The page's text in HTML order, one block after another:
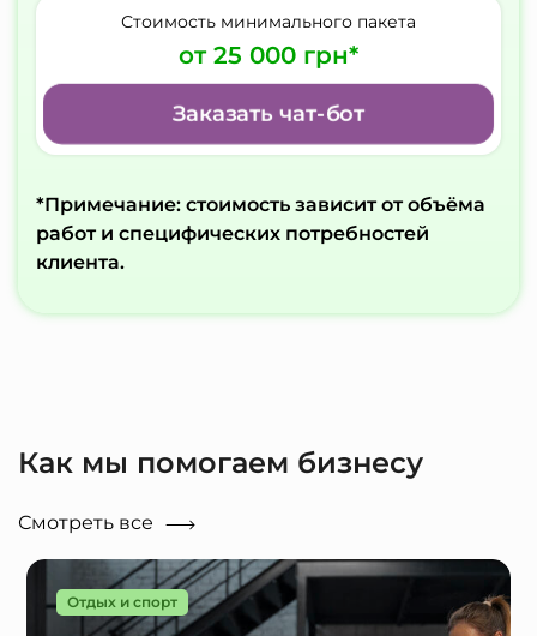
Стоимость минимального пакета
от 25 000 грн*
Заказать чат-бот
*Примечание: стоимость зависит от объёма
работ и специфических потребностей
клиента.
Как мы помогаем бизнесу
Смотреть все
Отдых и спорт